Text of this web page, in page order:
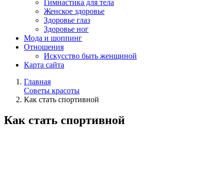
Гимнастика для тела
Женское здоровье
Здоровье глаз
Здоровье ног
Мода и шоппинг
Отношения
Искусство быть женщиной
Карта сайта
Главная
Советы красоты
Как стать спортивной
Как стать спортивной